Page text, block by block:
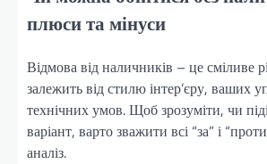
плюси та мінуси
Відмова від наличників – це сміливе
залежить від стилю інтер’єру, ваших
технічних умов. Щоб зрозуміти, чи
варіант, варто зважити всі “за” і
аналіз.